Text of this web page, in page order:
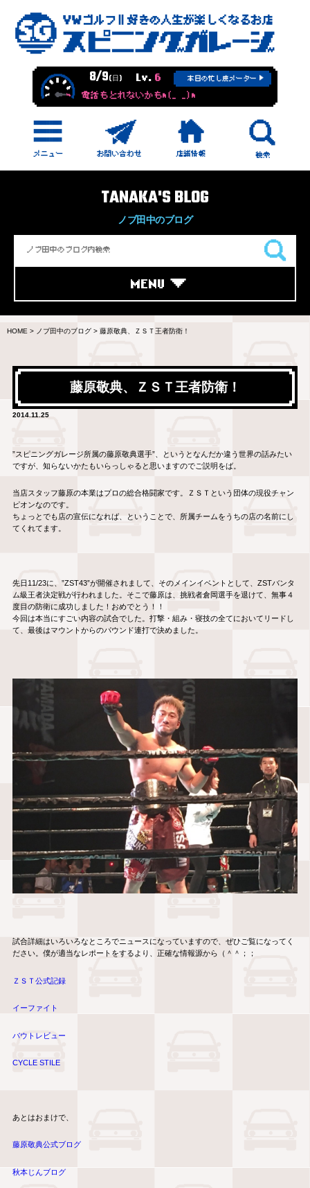
8/9(日) Lv. 6 本日の忙し度メーター
電話もとれないかもm(_ _)m
TANAKA'S BLOG
ノブ田中のブログ
MENU
HOME > ノブ田中のブログ > 藤原敬典、ＺＳＴ王者防衛！
藤原敬典、ＺＳＴ王者防衛！
2014.11.25
”スピニングガレージ所属の藤原敬典選手”、というとなんだか違う世界の話みたい
ですが、知らないかたもいらっしゃると思いますのでご説明をば。
当店スタッフ藤原の本業はプロの総合格闘家です。ＺＳＴという団体の現役チャン
ピオンなのです。
ちょっとでも店の宣伝になれば、ということで、所属チームをうちの店の名前にし
てくれてます。
先日11/23に、”ZST43”が開催されまして、そのメインイベントとして、ZSTバンタ
ム級王者決定戦が行われました。そこで藤原は、挑戦者倉岡選手を退けて、無事４
度目の防衛に成功しました！おめでとう！！
今回は本当にすごい内容の試合でした。打撃・組み・寝技の全てにおいてリードし
て、最後はマウントからのパウンド連打で決めました。
試合詳細はいろいろなところでニュースになっていますので、ぜひご覧になってく
ださい。僕が適当なレポートをするより、正確な情報源から（＾＾；；
ＺＳＴ公式記録
イーファイト
バウトレビュー
CYCLE STILE
あとはおまけで、
藤原敬典公式ブログ
秋本じんブログ